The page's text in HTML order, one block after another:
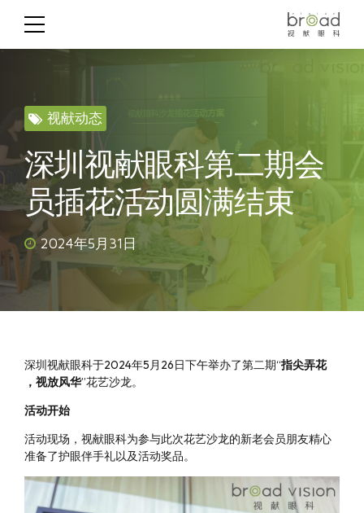
视献动态
深圳视献眼科第二期会
员插花活动圆满结束
2024年5月31日
深圳视献眼科于2024年5月26日下午举办了第二期“指尖弄花
，视放风华”花艺沙龙。
活动开始
活动现场，视献眼科为参与此次花艺沙龙的新老会员朋友精心
准备了护眼伴手礼以及活动奖品。